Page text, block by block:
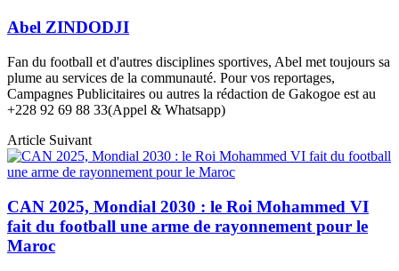
Abel ZINDODJI
Fan du football et d'autres disciplines sportives, Abel met toujours sa
plume au services de la communauté. Pour vos reportages,
Campagnes Publicitaires ou autres la rédaction de Gakogoe est au
+228 92 69 88 33(Appel & Whatsapp)
Article Suivant
CAN 2025, Mondial 2030 : le Roi Mohammed VI
fait du football une arme de rayonnement pour le
Maroc